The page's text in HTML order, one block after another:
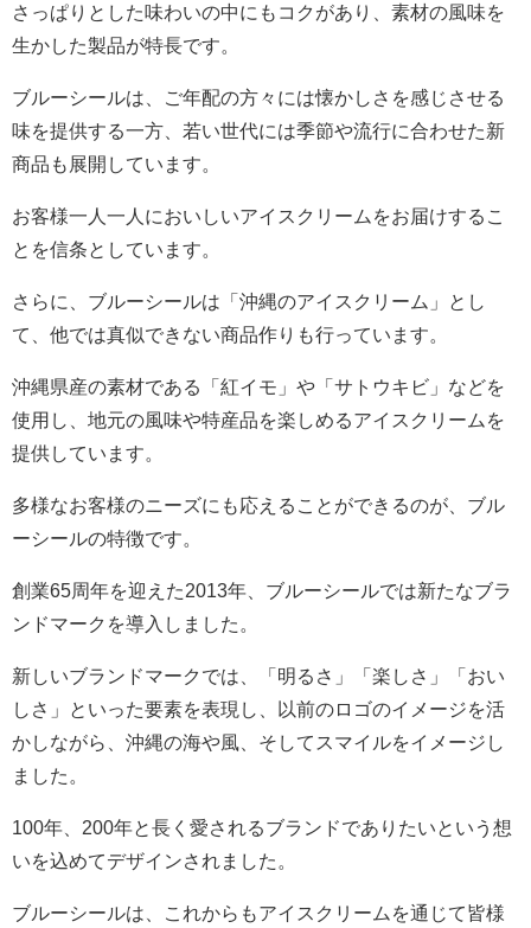
さっぱりとした味わいの中にもコクがあり、素材の風味を
生かした製品が特長です。
ブルーシールは、ご年配の方々には懐かしさを感じさせる
味を提供する一方、若い世代には季節や流行に合わせた新
商品も展開しています。
お客様一人一人においしいアイスクリームをお届けするこ
とを信条としています。
さらに、ブルーシールは「沖縄のアイスクリーム」とし
て、他では真似できない商品作りも行っています。
沖縄県産の素材である「紅イモ」や「サトウキビ」などを
使用し、地元の風味や特産品を楽しめるアイスクリームを
提供しています。
多様なお客様のニーズにも応えることができるのが、ブル
ーシールの特徴です。
創業65周年を迎えた2013年、ブルーシールでは新たなブラ
ンドマークを導入しました。
新しいブランドマークでは、「明るさ」「楽しさ」「おい
しさ」といった要素を表現し、以前のロゴのイメージを活
かしながら、沖縄の海や風、そしてスマイルをイメージし
ました。
100年、200年と長く愛されるブランドでありたいという想
いを込めてデザインされました。
ブルーシールは、これからもアイスクリームを通じて皆様